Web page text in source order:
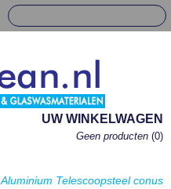
UW WINKELWAGEN
Geen producten (0)
Aluminium Telescoopsteel conus